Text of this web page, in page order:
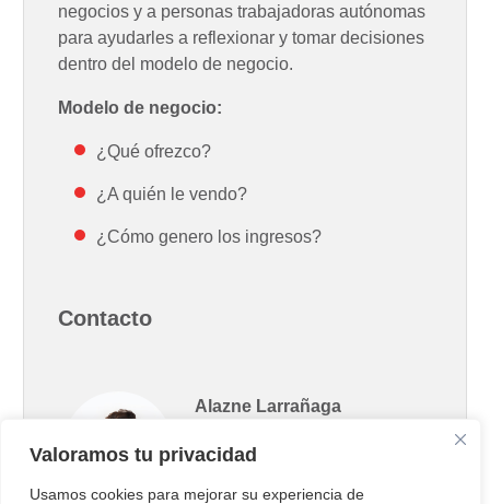
Valoramos tu privacidad
Usamos cookies para mejorar su experiencia de
negocios y a personas trabajadoras autónomas
para ayudarles a reflexionar y tomar decisiones
dentro del modelo de negocio.
Modelo de negocio:
¿Qué ofrezco?
¿A quién le vendo?
¿Cómo genero los ingresos?
Contacto
Alazne Larrañaga
Merkataritza
Koordinatzailea